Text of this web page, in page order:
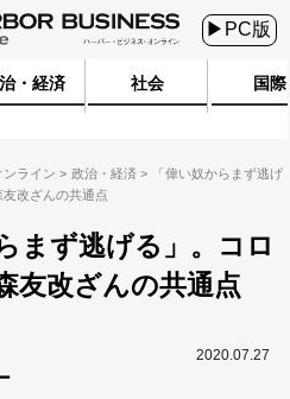
▶PC版
・経済 社会 国際
ンライン 政治・経済
「偉い奴からまず逃げ
改ざんの共通点
まず逃げる」。コロ
友改ざんの共通点
2020.07.27